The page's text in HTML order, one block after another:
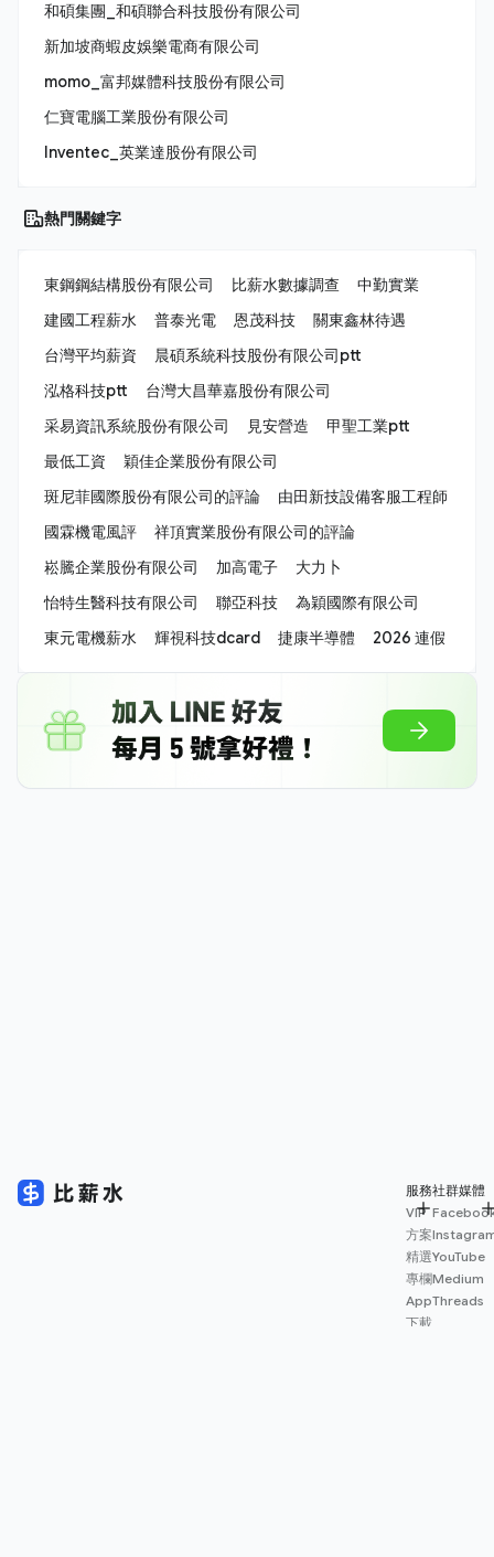
和碩集團_和碩聯合科技股份有限公司
新加坡商蝦皮娛樂電商有限公司
momo_富邦媒體科技股份有限公司
仁寶電腦工業股份有限公司
Inventec_英業達股份有限公司
熱門關鍵字
東鋼鋼結構股份有限公司 比薪水數據調查
中勤實業
建國工程薪水
普泰光電 恩茂科技
關東鑫林待遇
台灣平均薪資
晨碩系統科技股份有限公司ptt
泓格科技ptt
台灣大昌華嘉股份有限公司
采易資訊系統股份有限公司
見安營造
甲聖工業ptt
最低工資
穎佳企業股份有限公司
斑尼菲國際股份有限公司的評論
由田新技設備客服工程師
國霖機電風評
祥頂實業股份有限公司的評論
崧騰企業股份有限公司
加高電子
大力卜
怡特生醫科技有限公司
聯亞科技
為穎國際有限公司
東元電機薪水
輝視科技dcard 捷康半導體 2026 連假
服務
VIP
方案
精選
專欄
App
下載
社群媒體
YouTube
Medium
Threads